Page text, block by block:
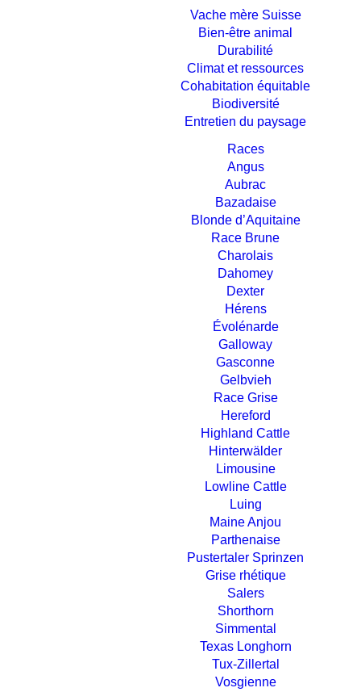
Vache mère Suisse
Bien-être animal
Durabilité
Climat et ressources
Cohabitation équitable
Biodiversité
Entretien du paysage
Races
Angus
Aubrac
Bazadaise
Blonde d’Aquitaine
Race Brune
Charolais
Dahomey
Dexter
Hérens
Évolénarde
Galloway
Gasconne
Gelbvieh
Race Grise
Hereford
Highland Cattle
Hinterwälder
Limousine
Lowline Cattle
Luing
Maine Anjou
Parthenaise
Pustertaler Sprinzen
Grise rhétique
Salers
Shorthorn
Simmental
Texas Longhorn
Tux-Zillertal
Vosgienne